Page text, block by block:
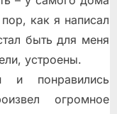
как я написал
быть для меня
устроены.
и понравились
огромное